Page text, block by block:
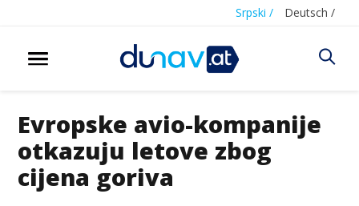
Srpski / Deutsch /
Evropske avio-kompanije
otkazuju letove zbog
cijena goriva